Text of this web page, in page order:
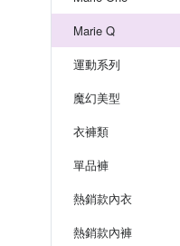
Marie Q
運動系列
魔幻美型
衣褲類
單品褲
熱銷款內衣
熱銷款內褲